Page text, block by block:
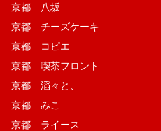
京都 八坂
京都 チーズケーキ
京都 コピエ
京都 喫茶フロント
京都 滔々と、
京都 みこ
京都 ライース